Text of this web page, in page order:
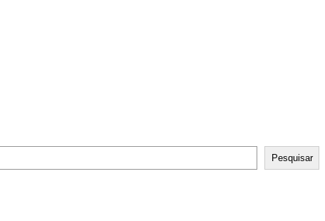
Pesquisar